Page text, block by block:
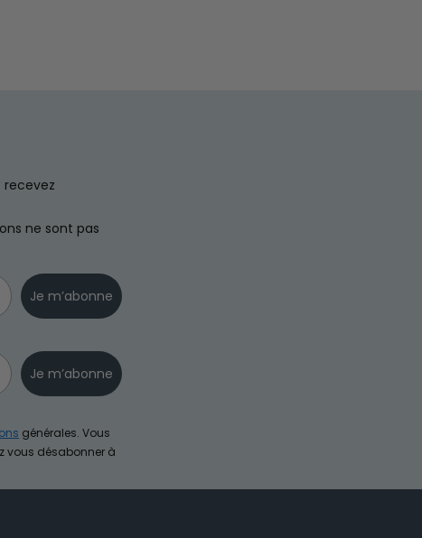
recevez
ne sont pas
Je m’abonne
Je m’abonne
générales. Vous
vous désabonner à